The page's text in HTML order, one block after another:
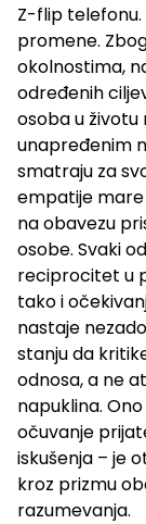
Z-flip telefonu.
promene.
okolnostima,
određenih
osoba u životu
unapređenim
smatraju za
empatije mare
na obavezu
osobe. Svaki
reciprocitet u
tako i
nastaje
stanju da
odnosa, a ne
napuklina.
očuvanje
iskušenja – je
kroz prizmu
razumevanja.